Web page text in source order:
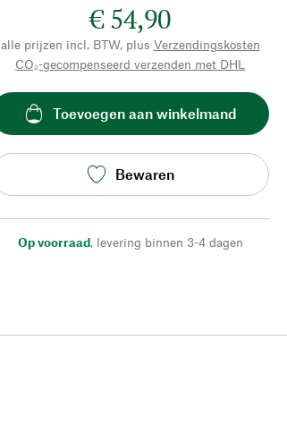
€ 54,90
alle prijzen incl. BTW, plus Verzendingskosten
CO₂-gecompenseerd verzenden met DHL
Toevoegen aan winkelmand
Bewaren
Op voorraad, levering binnen 3-4 dagen